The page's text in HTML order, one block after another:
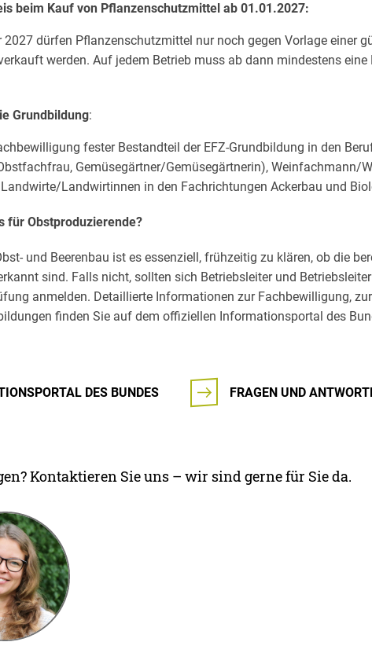
beim Kauf von Pflanzenschutzmittel ab 01.01.2027:
2027 dürfen Pflanzenschutzmittel nur noch gegen Vorlage einer
werden. Auf jedem Betrieb muss ab dann mindestens
Grundbildung:
fester Bestandteil der EFZ-Grundbildung in den
Gemüsegärtner/Gemüsegärtnerin), Weinfachmann/
Landwirtinnen in den Fachrichtungen Ackerbau und
für Obstproduzierende?
und Beerenbau ist es essenziell, frühzeitig zu klären, ob die
sind. Falls nicht, sollten sich Betriebsleiter und
anmelden. Detaillierte Informationen zur Fachbewilligung,
finden Sie auf dem offiziellen Informationsportal des
DES BUNDES FRAGEN UND
Kontaktieren Sie uns – wir sind gerne für Sie da.